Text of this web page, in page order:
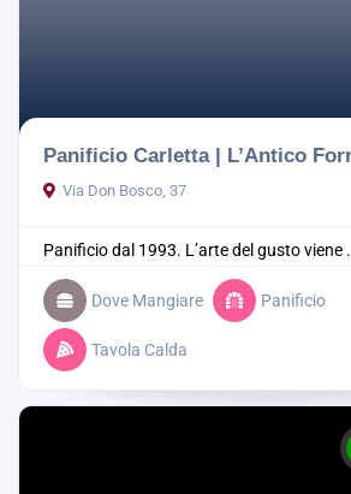
Panificio Carletta | L’Antico
Via Don Bosco, 37
Panificio dal 1993. L’arte del gusto viene
Dove Mangiare Panificio
Tavola Calda